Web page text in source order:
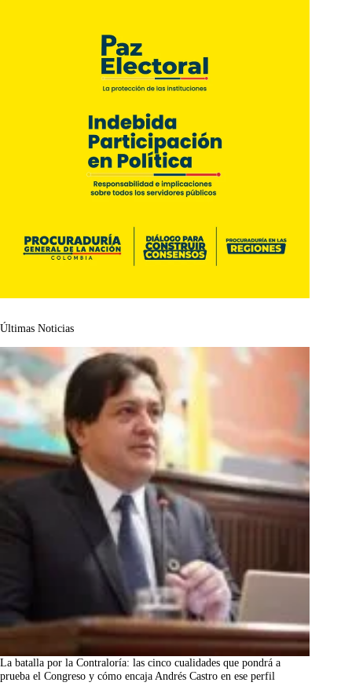
Últimas Noticias
La batalla por la Contraloría: las cinco cualidades que pondrá a
prueba el Congreso y cómo encaja Andrés Castro en ese perfil